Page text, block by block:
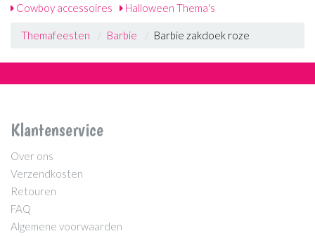
Cowboy accessoires
Halloween Thema's
Themafeesten Barbie Barbie zakdoek roze
Klantenservice
Over ons
Verzendkosten
Retouren
FAQ
Algemene voorwaarden